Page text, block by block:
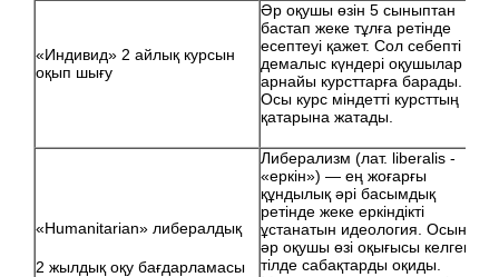
«Индивид» 2 айлық курсын
оқып шығу
Әр оқушы өзін 5 сыныптан
бастап жеке тұлға ретінде
есептеуі қажет. Сол себепті
демалыс күндері оқушылар
арнайы курсттарға барады.
Осы курс міндетті курсттың
қатарына жатады.
«Нumanitarian» либералдық
2 жылдық оқу бағдарламасы
Либерализм (лат. liberalis -
«еркін») — ең жоғарғы
құндылық әрі басымдық
ретінде жеке еркіндікті
ұстанатын идеология. Осында
әр оқушы өзі оқығысы келген
тілде сабақтарды оқиды.